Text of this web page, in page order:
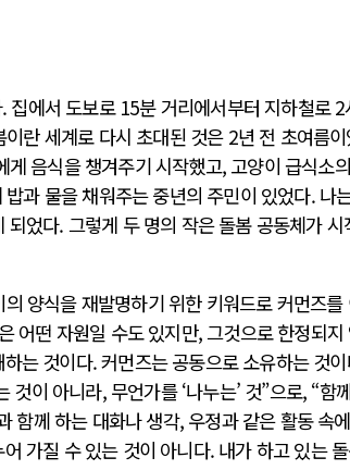
에서 도보로 15분 거리에서부터 지하철로
란 세계로 다시 초대된 것은 2년 전 초여름
음식을 챙겨주기 시작했고, 고양이 급식소
과 물을 채워주는 중년의 주민이 있었다. 나
었다. 그렇게 두 명의 작은 돌봄 공동체가 시
양식을 재발명하기 위한 키워드로 커먼즈를
어떤 자원일 수도 있지만, 그것으로 한정되지
는 것이다. 커먼즈는 공동으로 소유하는 것
이 아니라, 무언가를 ‘나누는’ 것”으로, “함
함께 하는 대화나 생각, 우정과 같은 활동 속
가질 수 있는 것이 아니다. 내가 하고 있는
전쟁의 추상화: 우크라이나, 대리전의 역..
EU·우크라이나 드론 협력 직후, 러시아..
나토, 우크라 군사지원 2027년까지 공..
우크라이나, 덴마크, 에스토니아, 네덜란..